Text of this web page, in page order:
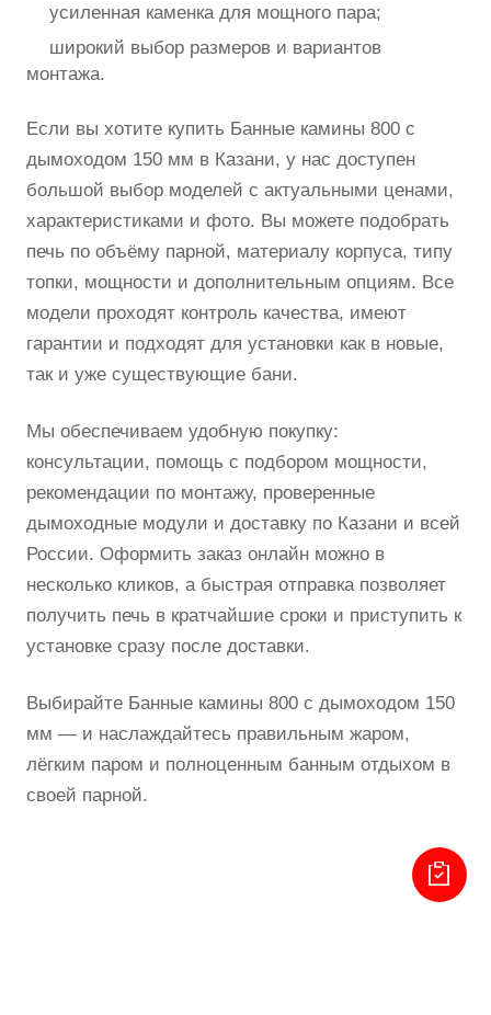
усиленная каменка для мощного пара;
широкий выбор размеров и вариантов
монтажа.
Если вы хотите купить Банные камины 800 с
дымоходом 150 мм в Казани, у нас доступен
большой выбор моделей с актуальными ценами,
характеристиками и фото. Вы можете подобрать
печь по объёму парной, материалу корпуса, типу
топки, мощности и дополнительным опциям. Все
модели проходят контроль качества, имеют
гарантии и подходят для установки как в новые,
так и уже существующие бани.
Мы обеспечиваем удобную покупку:
консультации, помощь с подбором мощности,
рекомендации по монтажу, проверенные
дымоходные модули и доставку по Казани и всей
России. Оформить заказ онлайн можно в
несколько кликов, а быстрая отправка позволяет
получить печь в кратчайшие сроки и приступить к
установке сразу после доставки.
Выбирайте Банные камины 800 с дымоходом 150
мм — и наслаждайтесь правильным жаром,
лёгким паром и полноценным банным отдыхом в
своей парной.